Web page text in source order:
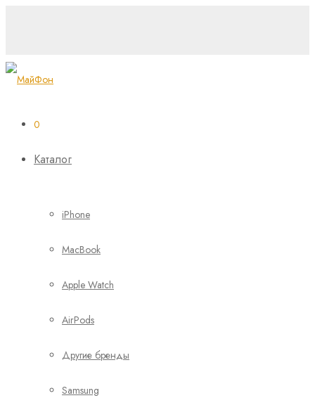
0
Каталог
iPhone
MacBook
Apple Watch
AirPods
Другие бренды
Samsung